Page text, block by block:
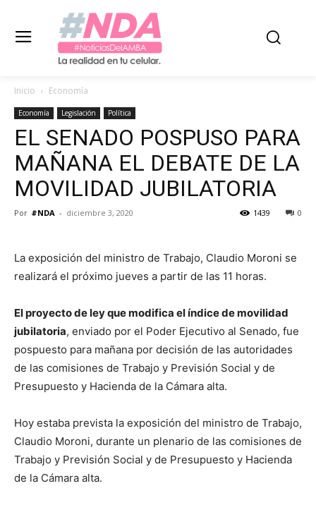
Inicio Economía
Economía Legislación Política
EL SENADO POSPUSO PARA
MAÑANA EL DEBATE DE LA
MOVILIDAD JUBILATORIA
Por #NDA - diciembre 3, 2020 0
1439
La exposición del ministro de Trabajo, Claudio Moroni se
realizará el próximo jueves a partir de las 11 horas.
El proyecto de ley que modifica el índice de movilidad
jubilatoria, enviado por el Poder Ejecutivo al Senado, fue
pospuesto para mañana por decisión de las autoridades
de las comisiones de Trabajo y Previsión Social y de
Presupuesto y Hacienda de la Cámara alta.
Hoy estaba prevista la exposición del ministro de Trabajo,
Claudio Moroni, durante un plenario de las comisiones de
Trabajo y Previsión Social y de Presupuesto y Hacienda
de la Cámara alta.